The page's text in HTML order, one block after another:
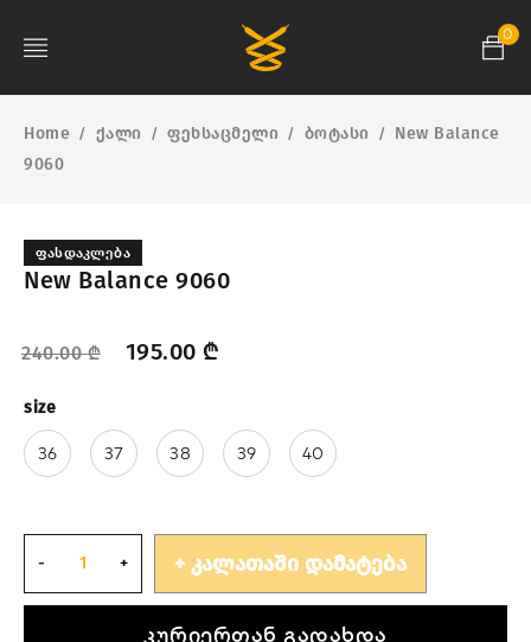
0
Home / ქალი / ფეხსაცმელი / ბოტასი / New Balance
9060
ᲤᲐᲡᲓᲐᲙᲚᲔᲑᲐ
New Balance 9060
240.00₾ 195.00 ₾
size
36 37 38 39 40
ᲙᲐᲚᲐᲗᲐᲨᲘ ᲓᲐᲛᲐᲢᲔᲑᲐ
კურიერთან გადახდა